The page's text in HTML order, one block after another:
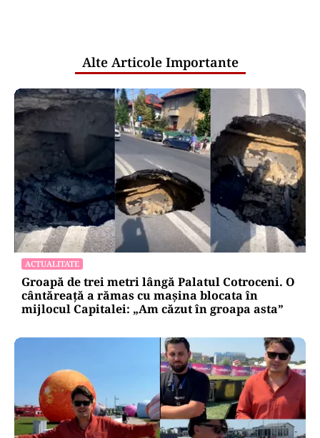
Alte Articole Importante
ACTUALITATE
Groapă de trei metri lângă Palatul Cotroceni. O
cântăreață a rămas cu mașina blocata în
mijlocul Capitalei: „Am căzut în groapa asta”